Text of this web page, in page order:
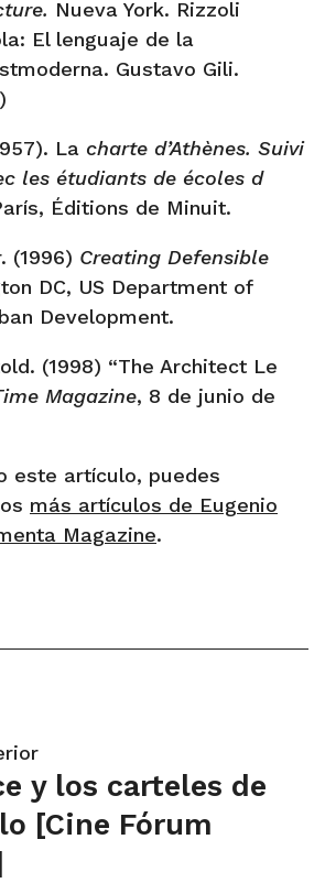
Nueva York. Rizzoli
El lenguaje de la
Gustavo Gili.
La charte d’Athènes. Suivi
les étudiants de écoles d
Éditions de Minuit.
(1996) Creating Defensible
DC, US Department of
Development.
(1998) “The Architect Le
Magazine, 8 de junio de
este artículo, puedes
más artículos de Eugenio
Magazine.
y los carteles de
[Cine Fórum